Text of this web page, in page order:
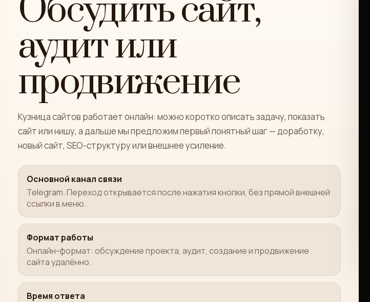
Обсудить сайт,
аудит или
продвижение
Кузница сайтов работает онлайн: можно коротко описать задачу, показать
сайт или нишу, а дальше мы предложим первый понятный шаг — доработку,
новый сайт, SEO-структуру или внешнее усиление.
Основной канал связи
Telegram. Переход открывается после нажатия кнопки, без прямой внешней
ссылки в меню.
Формат работы
Онлайн-формат: обсуждение проекта, аудит, создание и продвижение
сайта удалённо.
Время ответа